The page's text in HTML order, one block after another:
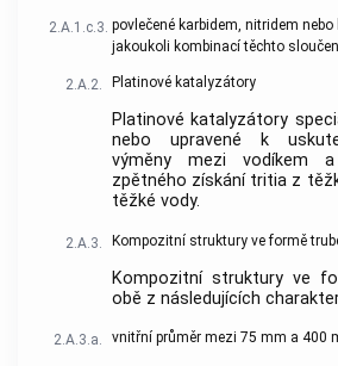
2.A.1.c.3. povlečené karbidem, nitridem
jakoukoli kombinací těchto
2.A.2. Platinové katalyzátory
Platinové katalyzátory
nebo upravené k
výměny mezi vodíkem
zpětného získání tritia z
těžké vody.
2.A.3. Kompozitní struktury ve formě
Kompozitní struktury ve
obě z následujících
2.A.3.a. vnitřní průměr mezi 75 mm a 400